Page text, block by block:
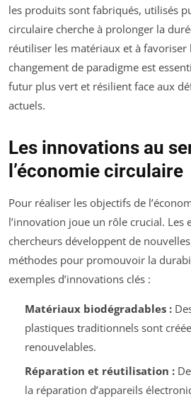
les produits sont fabriqués, utilisés
circulaire cherche à prolonger la
réutiliser les matériaux et à favoriser
changement de paradigme est
futur plus vert et résilient face aux
actuels.
Les innovations au
l’économie circulaire
Pour réaliser les objectifs de
l’innovation joue un rôle crucial. Les
chercheurs développent de
méthodes pour promouvoir la
exemples d’innovations clés :
Matériaux biodégradables :
plastiques traditionnels sont
renouvelables.
Réparation et réutilisation :
la réparation d’appareils